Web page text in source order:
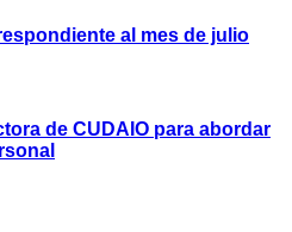
al mes de julio
de CUDAIO para abordar